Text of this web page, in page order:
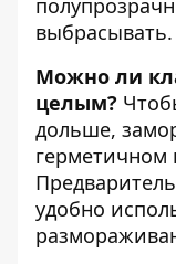
выбрасывать.
Можно ли
целым?
дольше,
герметичном
удобно